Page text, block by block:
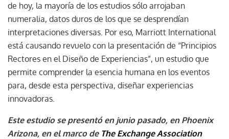
de hoy, la mayoría de los estudios sólo arrojaban
numeralia, datos duros de los que se desprendían
interpretaciones diversas. Por eso, Marriott International
está causando revuelo con la presentación de “Principios
Rectores en el Diseño de Experiencias”, un estudio que
permite comprender la esencia humana en los eventos
para, desde esta perspectiva, diseñar experiencias
innovadoras.
Este estudio se presentó en junio pasado, en Phoenix
Arizona, en el marco de The Exchange Association